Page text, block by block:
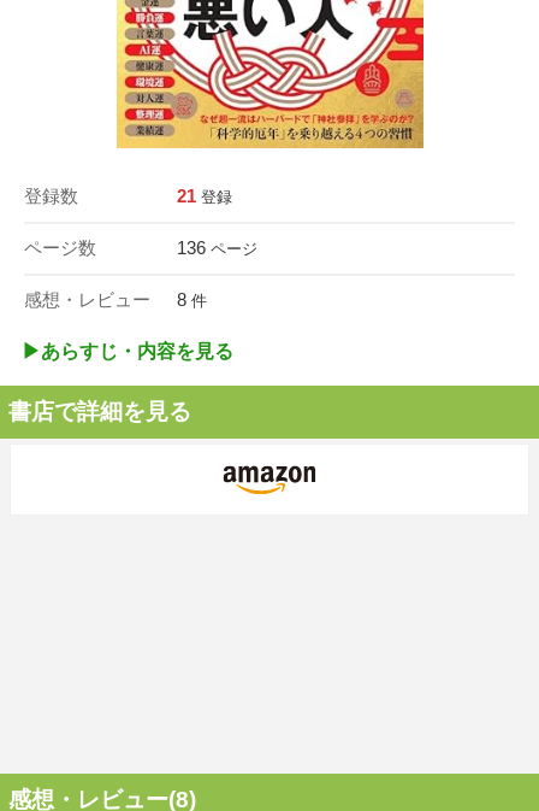
登録数 21 登録
ページ数 136 ページ
感想・レビュー 8 件
▶︎あらすじ・内容を見る
書店で詳細を見る
感想・レビュー(8)